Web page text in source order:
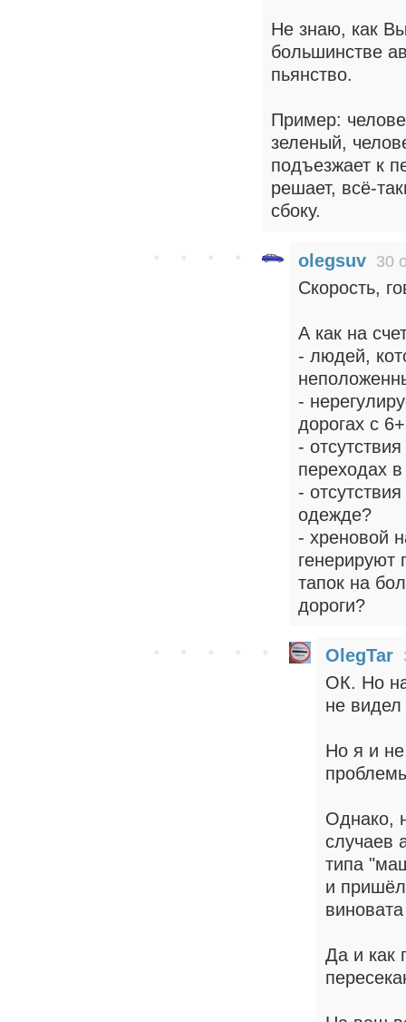
Не знаю, как
большинстве
пьянство.
Пример:
зеленый,
подъезжает к
решает, всё-
сбоку.
olegsuv 30
Скорость,
А как на
- людей,
-
дорогах с
-
переходах
-
одежде?
- хреновой
генерируют
тапок на
дороги?
OlegTar
ОК. Но
не
Но я и
Однако,
случаев
типа
и
Да и как